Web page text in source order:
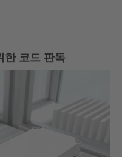
한 코드 판독